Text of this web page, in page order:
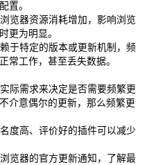
置。
览器资源消耗增加，影响浏览
更为明显。
于特定的版本或更新机制，频
常工作，甚至丢失数据。
际需求来决定是否需要频繁更
介意偶尔的更新，那么频繁更
度高、评价好的插件可以减少
览器的官方更新通知，了解最